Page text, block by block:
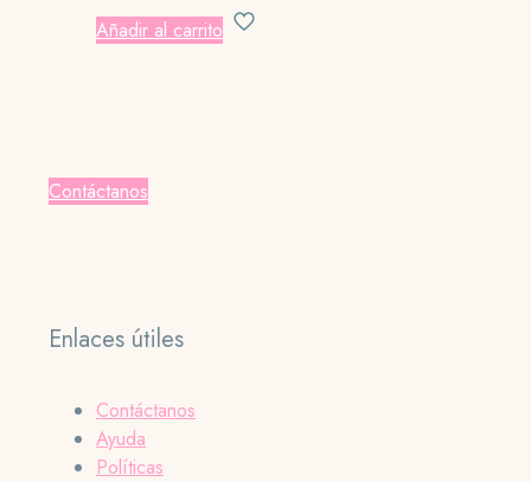
Añadir al carrito
Contáctanos
Enlaces útiles
Contáctanos
Ayuda
Políticas